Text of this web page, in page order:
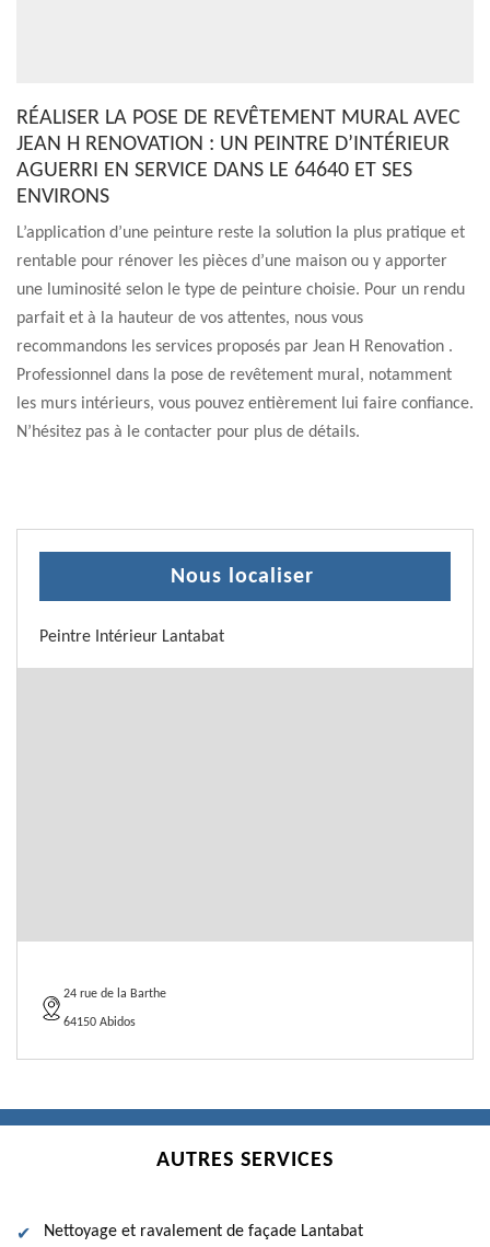
RÉALISER LA POSE DE REVÊTEMENT MURAL AVEC
JEAN H RENOVATION : UN PEINTRE D’INTÉRIEUR
AGUERRI EN SERVICE DANS LE 64640 ET SES
ENVIRONS
L’application d’une peinture reste la solution la plus pratique et
rentable pour rénover les pièces d’une maison ou y apporter
une luminosité selon le type de peinture choisie. Pour un rendu
parfait et à la hauteur de vos attentes, nous vous
recommandons les services proposés par Jean H Renovation .
Professionnel dans la pose de revêtement mural, notamment
les murs intérieurs, vous pouvez entièrement lui faire confiance.
N’hésitez pas à le contacter pour plus de détails.
Nous localiser
Peintre Intérieur Lantabat
24 rue de la Barthe
64150 Abidos
AUTRES SERVICES
Nettoyage et ravalement de façade Lantabat